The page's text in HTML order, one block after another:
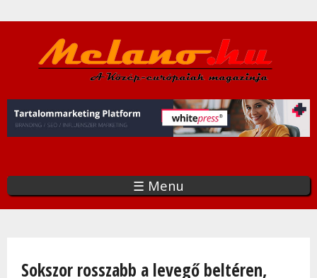
a
tartalomra
☰ Menu
Sokszor rosszabb a levegő beltéren,